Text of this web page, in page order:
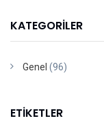
KATEGORILER
Genel (96)
ETIKETLER